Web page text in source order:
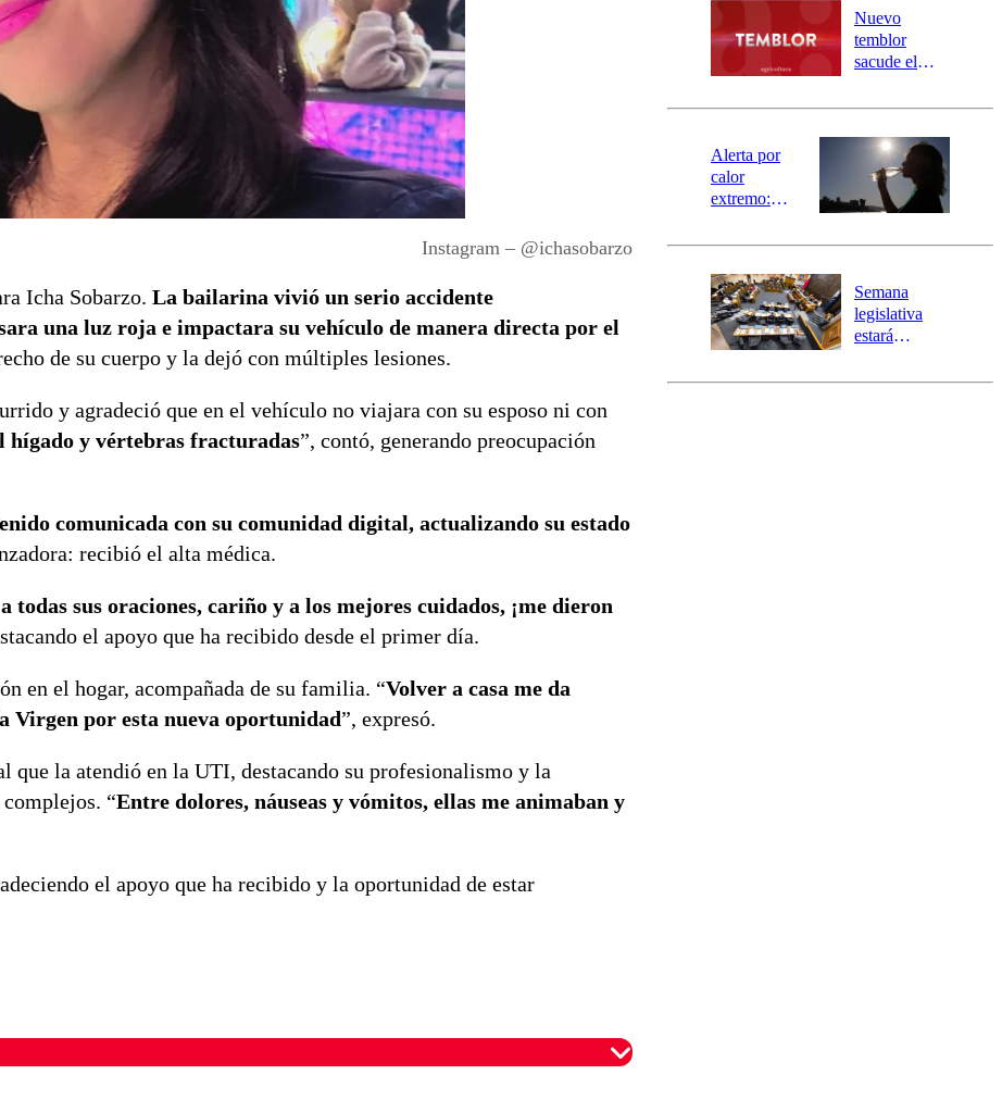
Instagram – @ichasobarzo
Icha Sobarzo. La bailarina vivió un serio accidente
una luz roja e impactara su vehículo de manera directa por el
de su cuerpo y la dejó con múltiples lesiones.
y agradeció que en el vehículo no viajara con su esposo ni con
hígado y vértebras fracturadas”, contó, generando preocupación
comunicada con su comunidad digital, actualizando su estado
recibió el alta médica.
sus oraciones, cariño y a los mejores cuidados, ¡me dieron
el apoyo que ha recibido desde el primer día.
en el hogar, acompañada de su familia. “Volver a casa me da
Virgen por esta nueva oportunidad”, expresó.
que la atendió en la UTI, destacando su profesionalismo y la
“Entre dolores, náuseas y vómitos, ellas me animaban y
el apoyo que ha recibido y la oportunidad de estar
río Damas:
activa
mensajería
SAE
Nuevo
temblor
sacude el
revisa la
epicentro
Alerta por
calor
extremo:
activa Alerta
Preventiva en
tres comunas
Semana
legislativa
estará
el fin de la